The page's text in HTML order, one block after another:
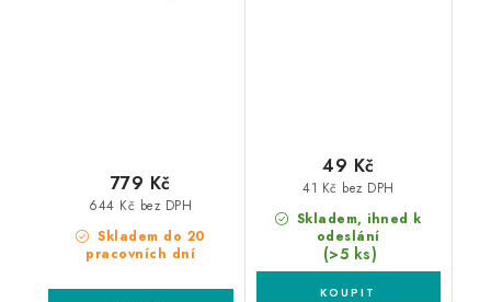
Skladem do 20
pracovních dní
644 Kč bez DPH
779 Kč
Skladem, ihned k
odeslání
(>5 ks)
41 Kč bez DPH
49 Kč